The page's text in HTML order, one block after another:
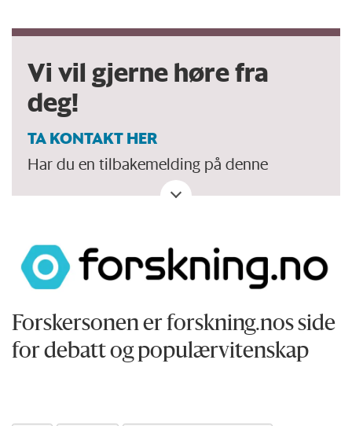
Vi vil gjerne høre fra
deg!
TA KONTAKT HER
Har du en tilbakemelding på denne
kronikken. Eller spørsmål, ros eller kritikk
en viktig debatt?
Forskersonen er forskning.nos side
for debatt og populærvitenskap